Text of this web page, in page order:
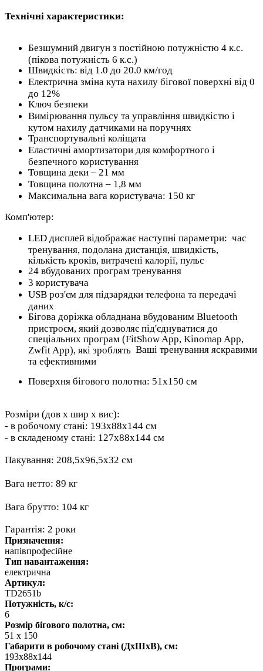
Технічні характеристики:
Безшумний двигун з постійною потужністю 4 к.с.
(пікова потужність 6 к.с.)
Швидкість: від 1.0 до 20.0 км/год
Електрична зміна кута нахилу бігової поверхні від 0
до 12%
Ключ безпеки
Вимірювання пульсу та управління швидкістю і
кутом нахилу датчиками на поручнях
Транспортувальні коліщата
Еластичні амортизатори для комфортного і
безпечного користування
Товщина деки – 21 мм
Товщина полотна – 1,8 мм
Максимальна вага користувача: 150 кг
Комп'ютер:
LED дисплей відображає наступні параметри: час
тренування, подолана дистанція, швидкість,
кількість кроків, витрачені калорії, пульс
24 вбудованих програм тренування
3 користувача
USB роз'єм для підзарядки телефона та передачі
даних
Бігова доріжка обладнана вбудованим Bluetooth
пристроєм, який дозволяє під'єднуватися до
спеціальних програм (FitShow App, Kinomap App,
Zwfit App), які зроблять Ваші тренування яскравими
та ефективними
Поверхня бігового полотна: 51х150 см
Розміри (дов х шир х вис):
- в робочому стані: 193х88х144 см
- в складеному стані: 127х88х144 см
Пакування: 208,5х96,5х32 см
Вага нетто: 89 кг
Вага брутто: 104 кг
Гарантія: 2 роки
Призначення:
напівпрофесійне
Тип навантаження:
електрична
Артикул:
TD2651b
Потужність, к/с:
6
Розмір бігового полотна, см:
51 х 150
Габарити в робочому стані (ДхШхВ), см:
193х88х144
Програми: